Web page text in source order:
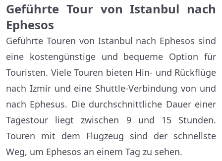
Geführte Tour von Istanbul nach
Ephesos
Geführte Touren von Istanbul nach Ephesos sind
eine kostengünstige und bequeme Option für
Touristen. Viele Touren bieten Hin- und Rückflüge
nach Izmir und eine Shuttle-Verbindung von und
nach Ephesus. Die durchschnittliche Dauer einer
Tagestour liegt zwischen 9 und 15 Stunden.
Touren mit dem Flugzeug sind der schnellste
Weg, um Ephesos an einem Tag zu sehen.